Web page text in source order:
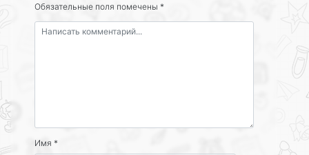
Обязательные поля помечены *
Имя *